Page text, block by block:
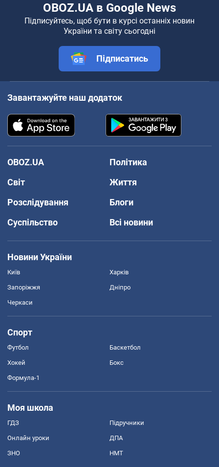
OBOZ.UA в Google News
Підписуйтесь, щоб бути в курсі останніх новин
України та світу сьогодні
Підписатись
Завантажуйте наш додаток
OBOZ.UA
Політика
Світ
Життя
Розслідування
Блоги
Суспільство
Всі новини
Новини України
Київ Харків
Запоріжжя Дніпро
Черкаси
Спорт
Футбол Баскетбол
Хокей Бокс
Формула-1
Моя школа
ГДЗ Підручники
Онлайн уроки ДПА
ЗНО НМТ